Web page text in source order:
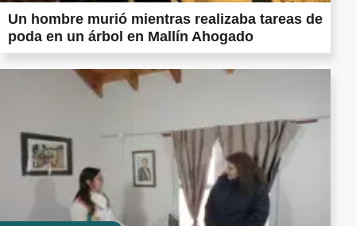
Un hombre murió mientras realizaba tareas de
poda en un árbol en Mallín Ahogado